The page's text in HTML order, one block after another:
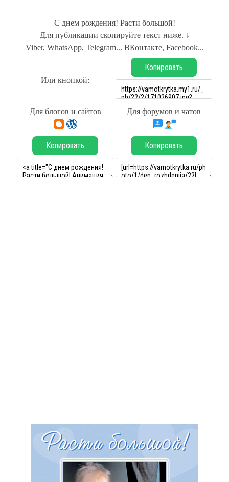
С днем рождения! Расти большой!
Для публикации скопируйте текст ниже. ↓
Viber, WhatsApp, Telegram... ВКонтакте, Facebook...
Или кнопкой:
Копировать
Для блогов и сайтов Для форумов и чатов
Копировать Копировать